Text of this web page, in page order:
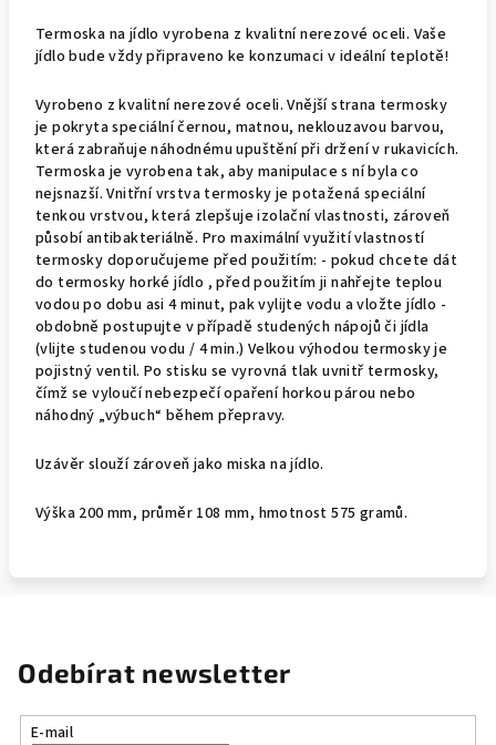
Termoska na jídlo vyrobena z kvalitní nerezové oceli. Vaše
jídlo bude vždy připraveno ke konzumaci v ideální teplotě!
Vyrobeno z kvalitní nerezové oceli. Vnější strana termosky
je pokryta speciální černou, matnou, neklouzavou barvou,
která zabraňuje náhodnému upuštění při držení v rukavicích.
Termoska je vyrobena tak, aby manipulace s ní byla co
nejsnazší. Vnitřní vrstva termosky je potažená speciální
tenkou vrstvou, která zlepšuje izolační vlastnosti, zároveň
působí antibakteriálně. Pro maximální využití vlastností
termosky doporučujeme před použitím: - pokud chcete dát
do termosky horké jídlo , před použitím ji nahřejte teplou
vodou po dobu asi 4 minut, pak vylijte vodu a vložte jídlo -
obdobně postupujte v případě studených nápojů či jídla
(vlijte studenou vodu / 4 min.) Velkou výhodou termosky je
pojistný ventil. Po stisku se vyrovná tlak uvnitř termosky,
čímž se vyloučí nebezpečí opaření horkou párou nebo
náhodný „výbuch“ během přepravy.
Uzávěr slouží zároveň jako miska na jídlo.
Výška 200 mm, průměr 108 mm, hmotnost 575 gramů.
Odebírat newsletter
E-mail